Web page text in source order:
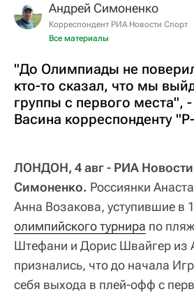
Андрей Симоненко
Корреспондент РИА Новости Спорт
Все материалы
"До Олимпиады не
кто-то сказал, что мы
группы с первого места",
Васина корреспонденту
ЛОНДОН, 4 авг - РИА
Симоненко. Россиянки
Анна Возакова, уступившие в
олимпийского турнира по
Штефани и Дорис Швайгер из
признались, что до начала
себя выхода в плей-офф с